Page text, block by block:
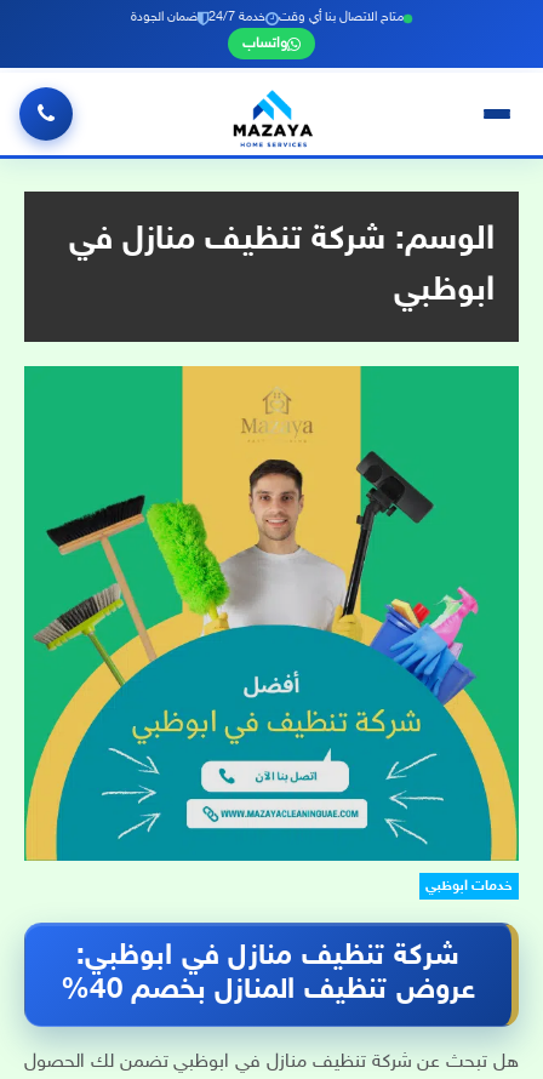
متاح الاتصال بنا أي وقت خدمة 24/7 ضمان الجودة
واتساب
الوسم: شركة تنظيف منازل في
ابوظبي
خدمات ابوظبي
شركة تنظيف منازل في ابوظبي:
عروض تنظيف المنازل بخصم 40%
هل تبحث عن شركة تنظيف منازل في ابوظبي تضمن لك الحصول